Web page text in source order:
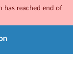
has reached end of